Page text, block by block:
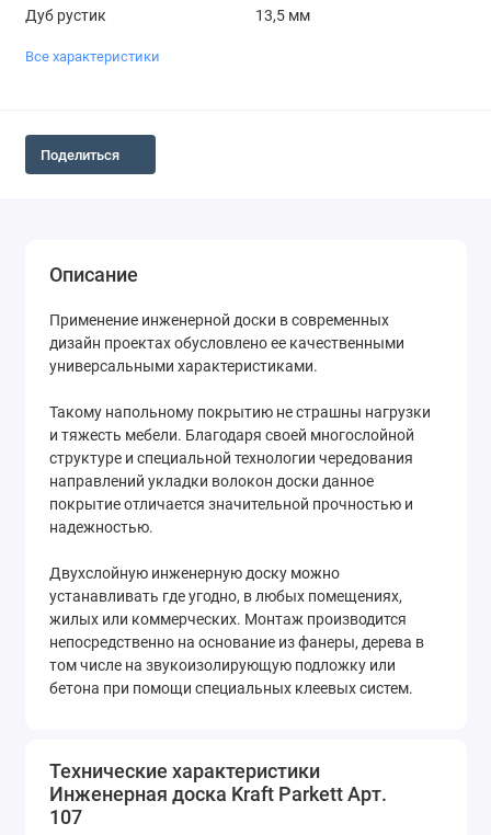
Дуб рустик 13,5 мм
Все характеристики
Поделиться
Описание
Применение инженерной доски в современных
дизайн проектах обусловлено ее качественными
универсальными характеристиками.
Такому напольному покрытию не страшны нагрузки
и тяжесть мебели. Благодаря своей многослойной
структуре и специальной технологии чередования
направлений укладки волокон доски данное
покрытие отличается значительной прочностью и
надежностью.
Двухслойную инженерную доску можно
устанавливать где угодно, в любых помещениях,
жилых или коммерческих. Монтаж производится
непосредственно на основание из фанеры, дерева в
том числе на звукоизолирующую подложку или
бетона при помощи специальных клеевых систем.
Технические характеристики
Инженерная доска Kraft Parkett Арт.
107